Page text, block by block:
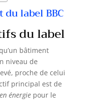
label BBC
du label
bâtiment
niveau de
proche de celui
principal est de
énergiepour le